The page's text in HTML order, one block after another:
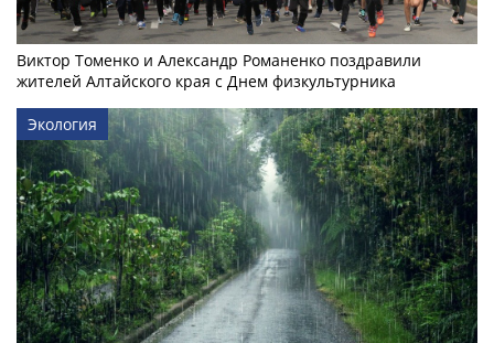
Виктор Томенко и Александр Романенко поздравили
жителей Алтайского края с Днем физкультурника
Экология